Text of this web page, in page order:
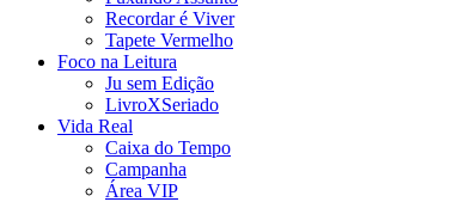
Recordar é Viver
Tapete Vermelho
Foco na Leitura
Ju sem Edição
LivroXSeriado
Vida Real
Caixa do Tempo
Campanha
Área VIP